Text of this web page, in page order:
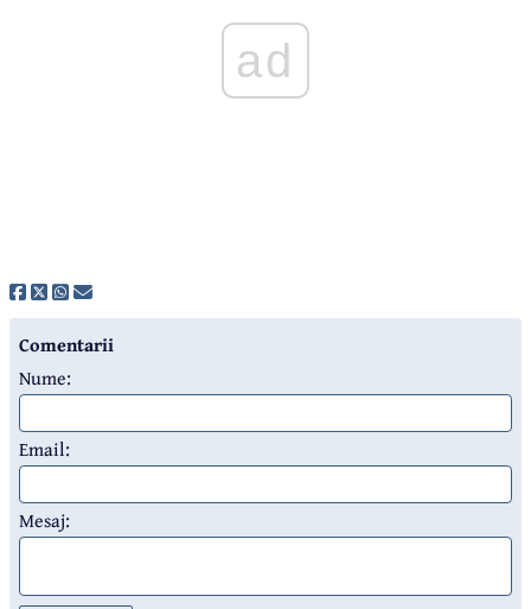
ad
Comentarii
Nume:
Email:
Mesaj: